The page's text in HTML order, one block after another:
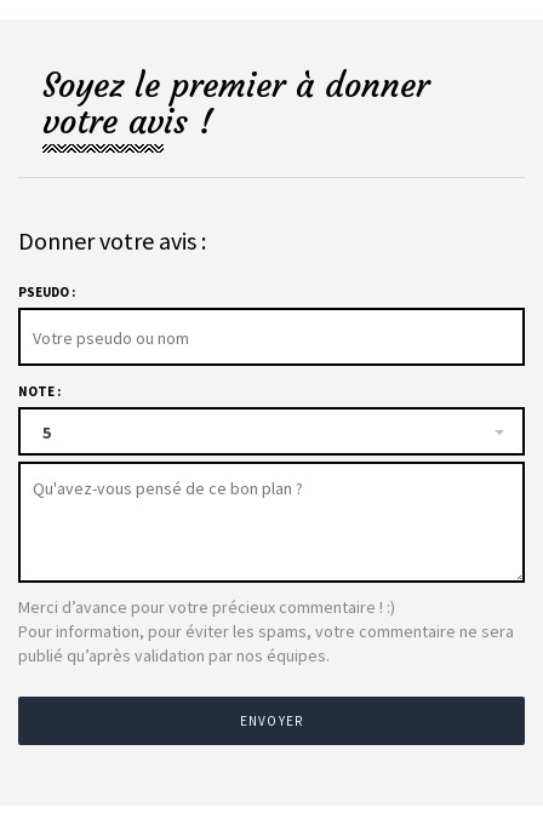
Soyez le premier à donner
votre avis !
Donner votre avis :
PSEUDO :
NOTE :
5
Merci d’avance pour votre précieux commentaire ! :)
Pour information, pour éviter les spams, votre commentaire ne sera
publié qu’après validation par nos équipes.
ENVOYER